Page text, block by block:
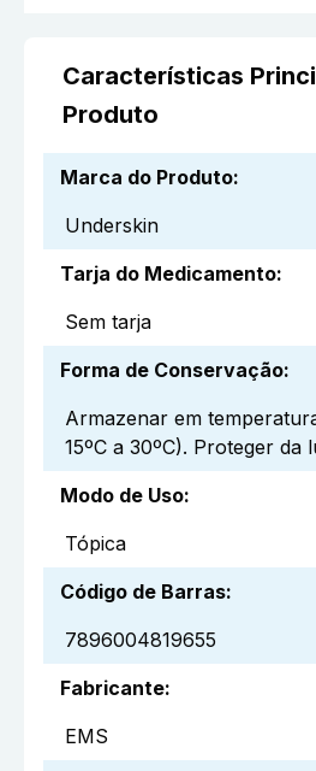
Características
Produto
Marca do Produto:
Underskin
Tarja do Medicamento:
Sem tarja
Forma de Conservação:
Armazenar em
15ºC a 30ºC). Proteger da
Modo de Uso:
Tópica
Código de Barras:
7896004819655
Fabricante:
EMS